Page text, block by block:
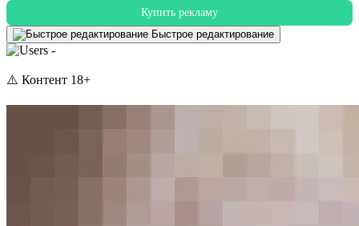
Купить рекламу
Быстрое редактирование
-
⚠️ Контент 18+